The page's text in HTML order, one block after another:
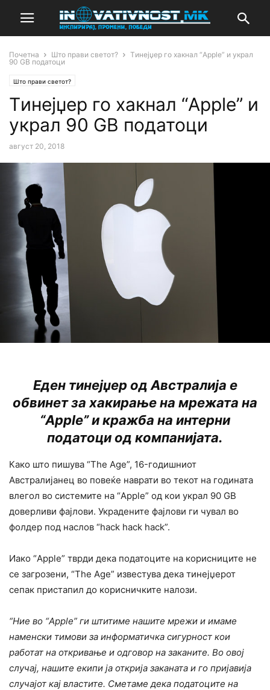
Почетна Што прави светот?
Tинејџер го хакнал “Apple” и украл
90 GB податоци
Што прави светот?
Tинејџер го хакнал “Apple” и
украл 90 GB податоци
август 20, 2018
Еден тинејџер од Австралија е
обвинет за хакирање на мрежата на
“Apple” и кражба на интерни
податоци од компанијата.
Како што пишува “The Age”, 16-годишниот
Австралијанец во повеќе наврати во текот на годината
влегол во системите на “Apple” од кои украл 90 GB
доверливи фајлови. Украдените фајлови ги чувал во
фолдер под наслов “hack hack hack”.
Иако “Apple” тврди дека податоците на корисниците не
се загрозени, “The Age” известува дека тинејџерот
сепак пристапил до корисничките налози.
“Ние во “Apple” ги штитиме нашите мрежи и имаме
наменски тимови за информатичка сигурност кои
работат на откривање и одговор на заканите. Во овој
случај, нашите екипи ја открија заканата и го пријавија
случајот кај властите. Сметаме дека податоците на